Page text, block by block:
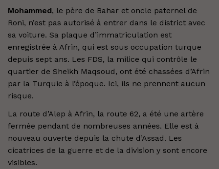
Mohammed, le père de Bahar et oncle paternel de
Roni, n’est pas autorisé à entrer dans le district avec
sa voiture. Sa plaque d’immatriculation est
enregistrée à Afrin, qui est sous occupation turque
depuis sept ans. Les FDS, la milice qui contrôle le
quartier de Sheikh Maqsoud, ont été chassées d’Afrin
par la Turquie à l’époque. Ici, ils ne prennent aucun
risque.
La route d’Alep à Afrin, la route 62, a été une artère
fermée pendant de nombreuses années. Elle est à
nouveau ouverte depuis la chute d’Assad. Les
cicatrices de la guerre et de la division y sont encore
visibles.